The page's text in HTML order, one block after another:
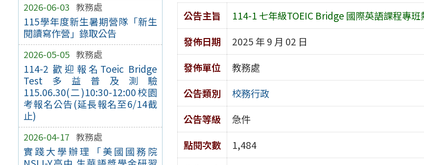
2026-06-03 教務處
115學年度新生暑期營隊「新生
閱讀寫作營」錄取公告
2026-05-05 教務處
114-2 歡迎報名Toeic Bridge
Test多益普及測驗
115.06.30(二)10:30-12:00校園
考報名公告(延長報名至6/14截
止)
2026-04-17 教務處
實踐大學辦理「美國國務院
公告主旨
114-1 七年級TOEIC Bridge 國際英語課程專
發佈日期
2025 年 9 月 02 日
發佈單位
教務處
公告類別
校務行政
公告等級
急件
點閱次數
1,484